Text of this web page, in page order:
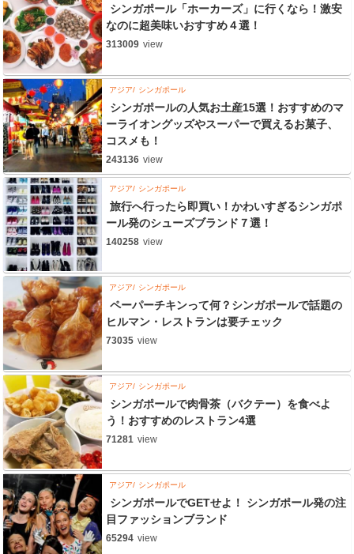
シンガポール「ホーカーズ」に行くなら！激安
なのに超美味いおすすめ４選！
313009 view
アジア シンガポール
シンガポールの人気お土産15選！おすすめのマ
ーライオングッズやスーパーで買えるお菓子、
コスメも！
243136 view
アジア シンガポール
旅行へ行ったら即買い！かわいすぎるシンガポ
ール発のシューズブランド７選！
140258 view
アジア シンガポール
ペーパーチキンって何？シンガポールで話題の
ヒルマン・レストランは要チェック
73035 view
アジア シンガポール
シンガポールで肉骨茶（バクテー）を食べよ
う！おすすめのレストラン4選
71281 view
アジア シンガポール
シンガポールでGETせよ！ シンガポール発の注
目ファッションブランド
65294 view